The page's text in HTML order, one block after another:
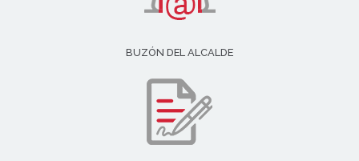
BUZÓN DEL ALCALDE